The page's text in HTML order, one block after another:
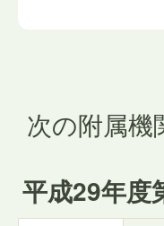
次の附属
平成29年度